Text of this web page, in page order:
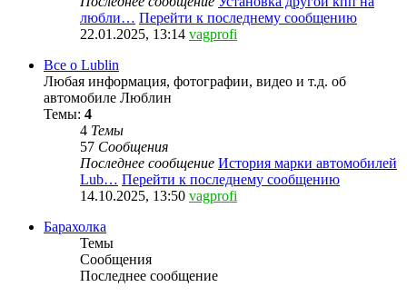
любли… Перейти к последнему сообщению
22.01.2025, 13:14 vagprofi
Все о Lublin
Любая информация, фотографии, видео и т.д. об
автомобиле Люблин
Темы: 4
4 Темы
57 Сообщения
Последнее сообщение История марки автомобилей
Lub… Перейти к последнему сообщению
14.10.2025, 13:50 vagprofi
Барахолка
Темы
Сообщения
Последнее сообщение